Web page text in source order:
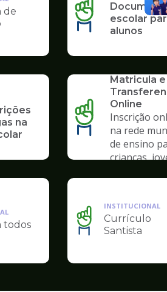
de
escolar
alunos
na
SERVICO
Matricula e
Online
Inscrição
na rede
de ensino
crianças,
todos
Ilustração
da
de
INSTITUCIONAL
Currículo
Santista